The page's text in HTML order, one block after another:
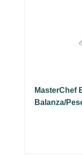
MasterChef
Balanza/